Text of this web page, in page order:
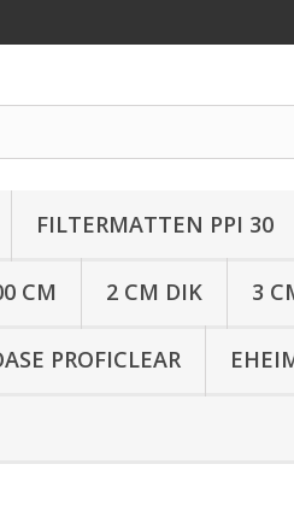
FILTERMATTEN PPI 30
CM 2 CM DIK 3
PROFICLEAR